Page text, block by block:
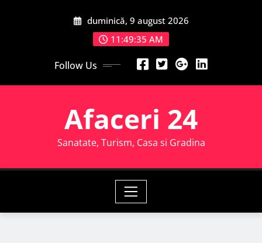
duminică, 9 august 2026
11:49:36 AM
Follow Us
Afaceri 24
Sanatate, Turism, Casa si Gradina